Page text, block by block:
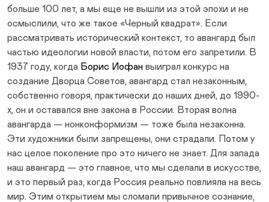
больше 100 лет, а мы еще не вышли из этой эпохи и не
осмыслили, что же такое «Черный квадрат». Если
рассматривать исторический контекст, то авангард был
частью идеологии новой власти, потом его запретили. В
1937 году, когда Борис Иофан выиграл конкурс на
создание Дворца Советов, авангард стал незаконным,
собственно говоря, практически до наших дней, до 1990-
х, он и оставался вне закона в России. Вторая волна
авангарда — нонконформизм — тоже была незаконна.
Эти художники были запрещены, они страдали. Потом у
нас целое поколение про это ничего не знает. Для запада
наш авангард — это главное, что мы сделали в искусстве,
и это первый раз, когда Россия реально повлияла на весь
мир. Этим открытием мы сломали привычное сознание,